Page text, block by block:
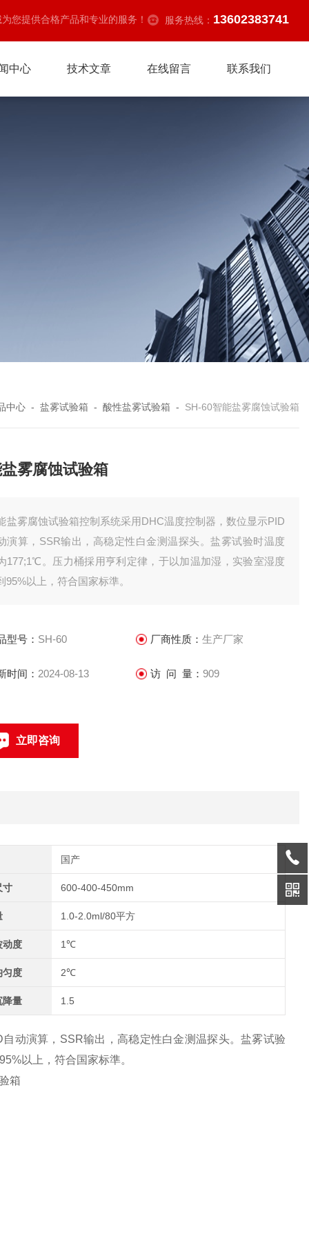
您提供合格产品和专业的服务！ 服务热线： 13602383741
中心 技术文章 在线留言 联系我们
中心 - 盐雾试验箱 - 酸性盐雾试验箱 - SH-60智能盐雾腐蚀试验箱
雾腐蚀试验箱
盐雾腐蚀试验箱控制系统采用DHC温度控制器，数位显示PID
演算，SSR输出，高稳定性白金测温探头。盐雾试验时温度
177;1℃。压力桶採用亨利定律，于以加温加湿，实验室湿度
95%以上，符合国家标準。
型号： SH-60 厂商性质： 生产厂家
时间： 2024-08-13 访 问 量： 909
立即咨询
国产
寸 600-400-450mm
1.0-2.0ml/80平方
动度 1℃
匀度 2℃
降量 1.5
动演算，SSR输出，高稳定性白金测温探头。盐雾试验
以上，符合国家标準。